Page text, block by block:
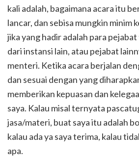
kali adalah, bagaimana acara itu
lancar, dan sebisa mungkin minim
jika yang hadir adalah para
dari instansi lain, atau pejabat
menteri. Ketika acara berjalan
dan sesuai dengan yang
memberikan kepuasan dan
saya. Kalau misal ternyata
jasa/materi, buat saya itu adalah
kalau ada ya saya terima, kalau
apa.